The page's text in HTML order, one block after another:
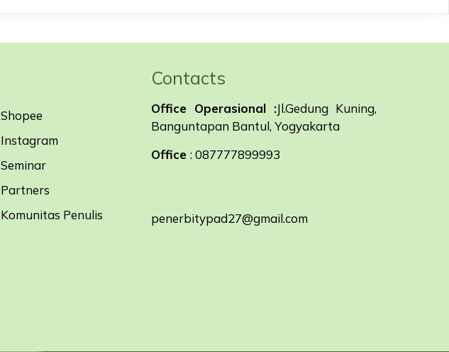
Shopee
Instagram
Seminar
Partners
Komunitas Penulis
Contacts
Office Operasional :Jl.Gedung Kuning,
Banguntapan Bantul, Yogyakarta
Office: 087777899993
penerbitypad27@gmail.com